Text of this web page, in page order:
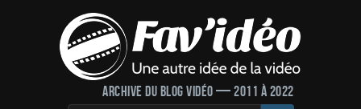
Archive du blog vidéo — 2011 à 2022